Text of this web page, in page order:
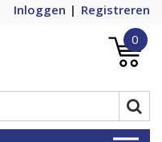
Inloggen
Registreren
0